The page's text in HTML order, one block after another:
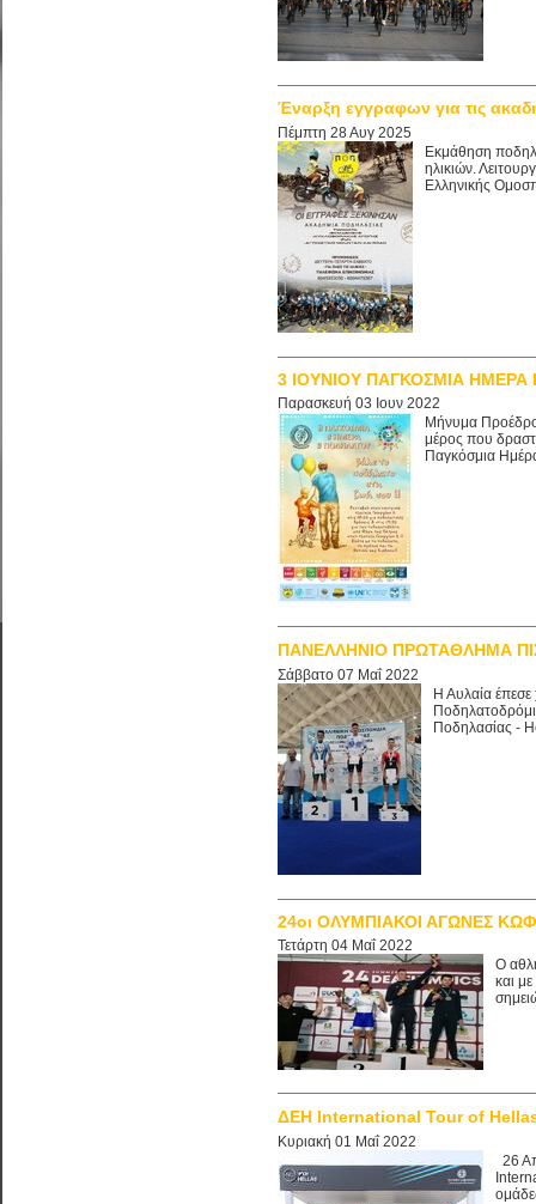
Έναρξη εγγραφων για τις
Πέμπτη 28 Αυγ 2025
Εκμάθηση
ηλικιών.
Ελληνικής
3 ΙΟΥΝΙΟΥ ΠΑΓΚΟΣΜΙΑ
Παρασκευή 03 Ιουν 2022
Μήνυμα
μέρος που
Παγκόσμια
ΠΑΝΕΛΛΗΝΙΟ ΠΡΩΤΑΘΛΗΜΑ
Σάββατο 07 Μαΐ 2022
Η Αυλαία
Ποδηλασίας -
24οι ΟΛΥΜΠΙΑΚΟΙ ΑΓΩΝΕΣ
Τετάρτη 04 Μαΐ 2022
Ο
και
ΔΕΗ International Tour of
Κυριακή 01 Μαΐ 2022
26